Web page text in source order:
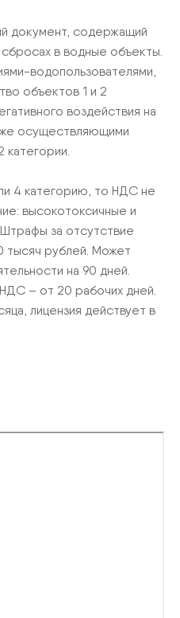
документ, содержащий
в водные объекты.
водопользователями,
объектов 1 и 2
воздействия на
осуществляющими
категории.
4 категорию, то НДС не
высокотоксичные и
за отсутствие
рублей. Может
на 90 дней.
– от 20 рабочих дней.
лицензия действует в